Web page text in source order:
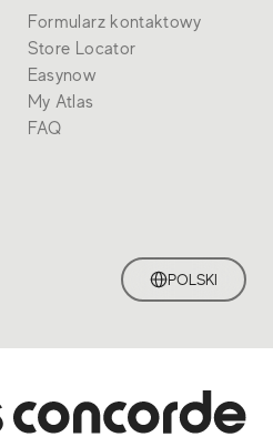
Formularz kontaktowy
Store Locator
Easynow
My Atlas
FAQ
POLSKI